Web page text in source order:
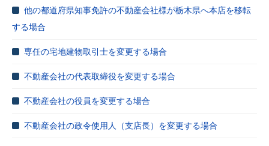
他の都道府県知事免許の不動産会社様が栃木県へ本店を移転
する場合
専任の宅地建物取引士を変更する場合
不動産会社の代表取締役を変更する場合
不動産会社の役員を変更する場合
不動産会社の政令使用人（支店長）を変更する場合